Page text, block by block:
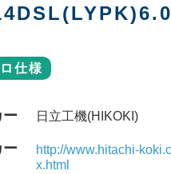
仕様
ー 日立工機(HIKOKI)
ー
http://www.hitachi-
x.html